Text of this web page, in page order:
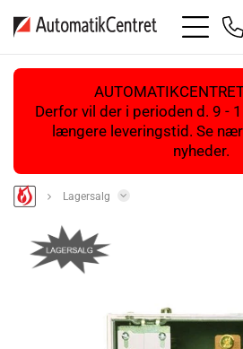
bars
light
Derfor vil der i perioden d. 9 -
længere leveringstid. Se
nyheder.
Lagersalg